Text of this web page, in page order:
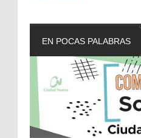
EN POCAS PALABRAS